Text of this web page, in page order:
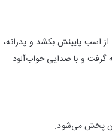
اسب پایینش بكشد و پدرانه،
گرفت و با صدایی خواب‌آلود